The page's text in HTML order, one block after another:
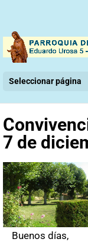
Seleccionar página
7 de
Buenos días,